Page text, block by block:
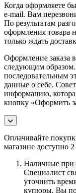
Когда оформляете
e-mail. Вам
По результатам
оформления товара
только ждать
Оформление заказа
следующим
последовательным
данные о себе.
информацию,
кнопку «Оформить
Оплачивайте
магазине доступно
Наличные при
Специалист
уточнить
купюры. Вы